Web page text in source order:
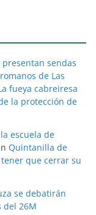
presentan sendas
de Las
fueya cabreiresa
la protección de
escuela de
Quintanilla de
que cerrar su
se debatirán
del 26M